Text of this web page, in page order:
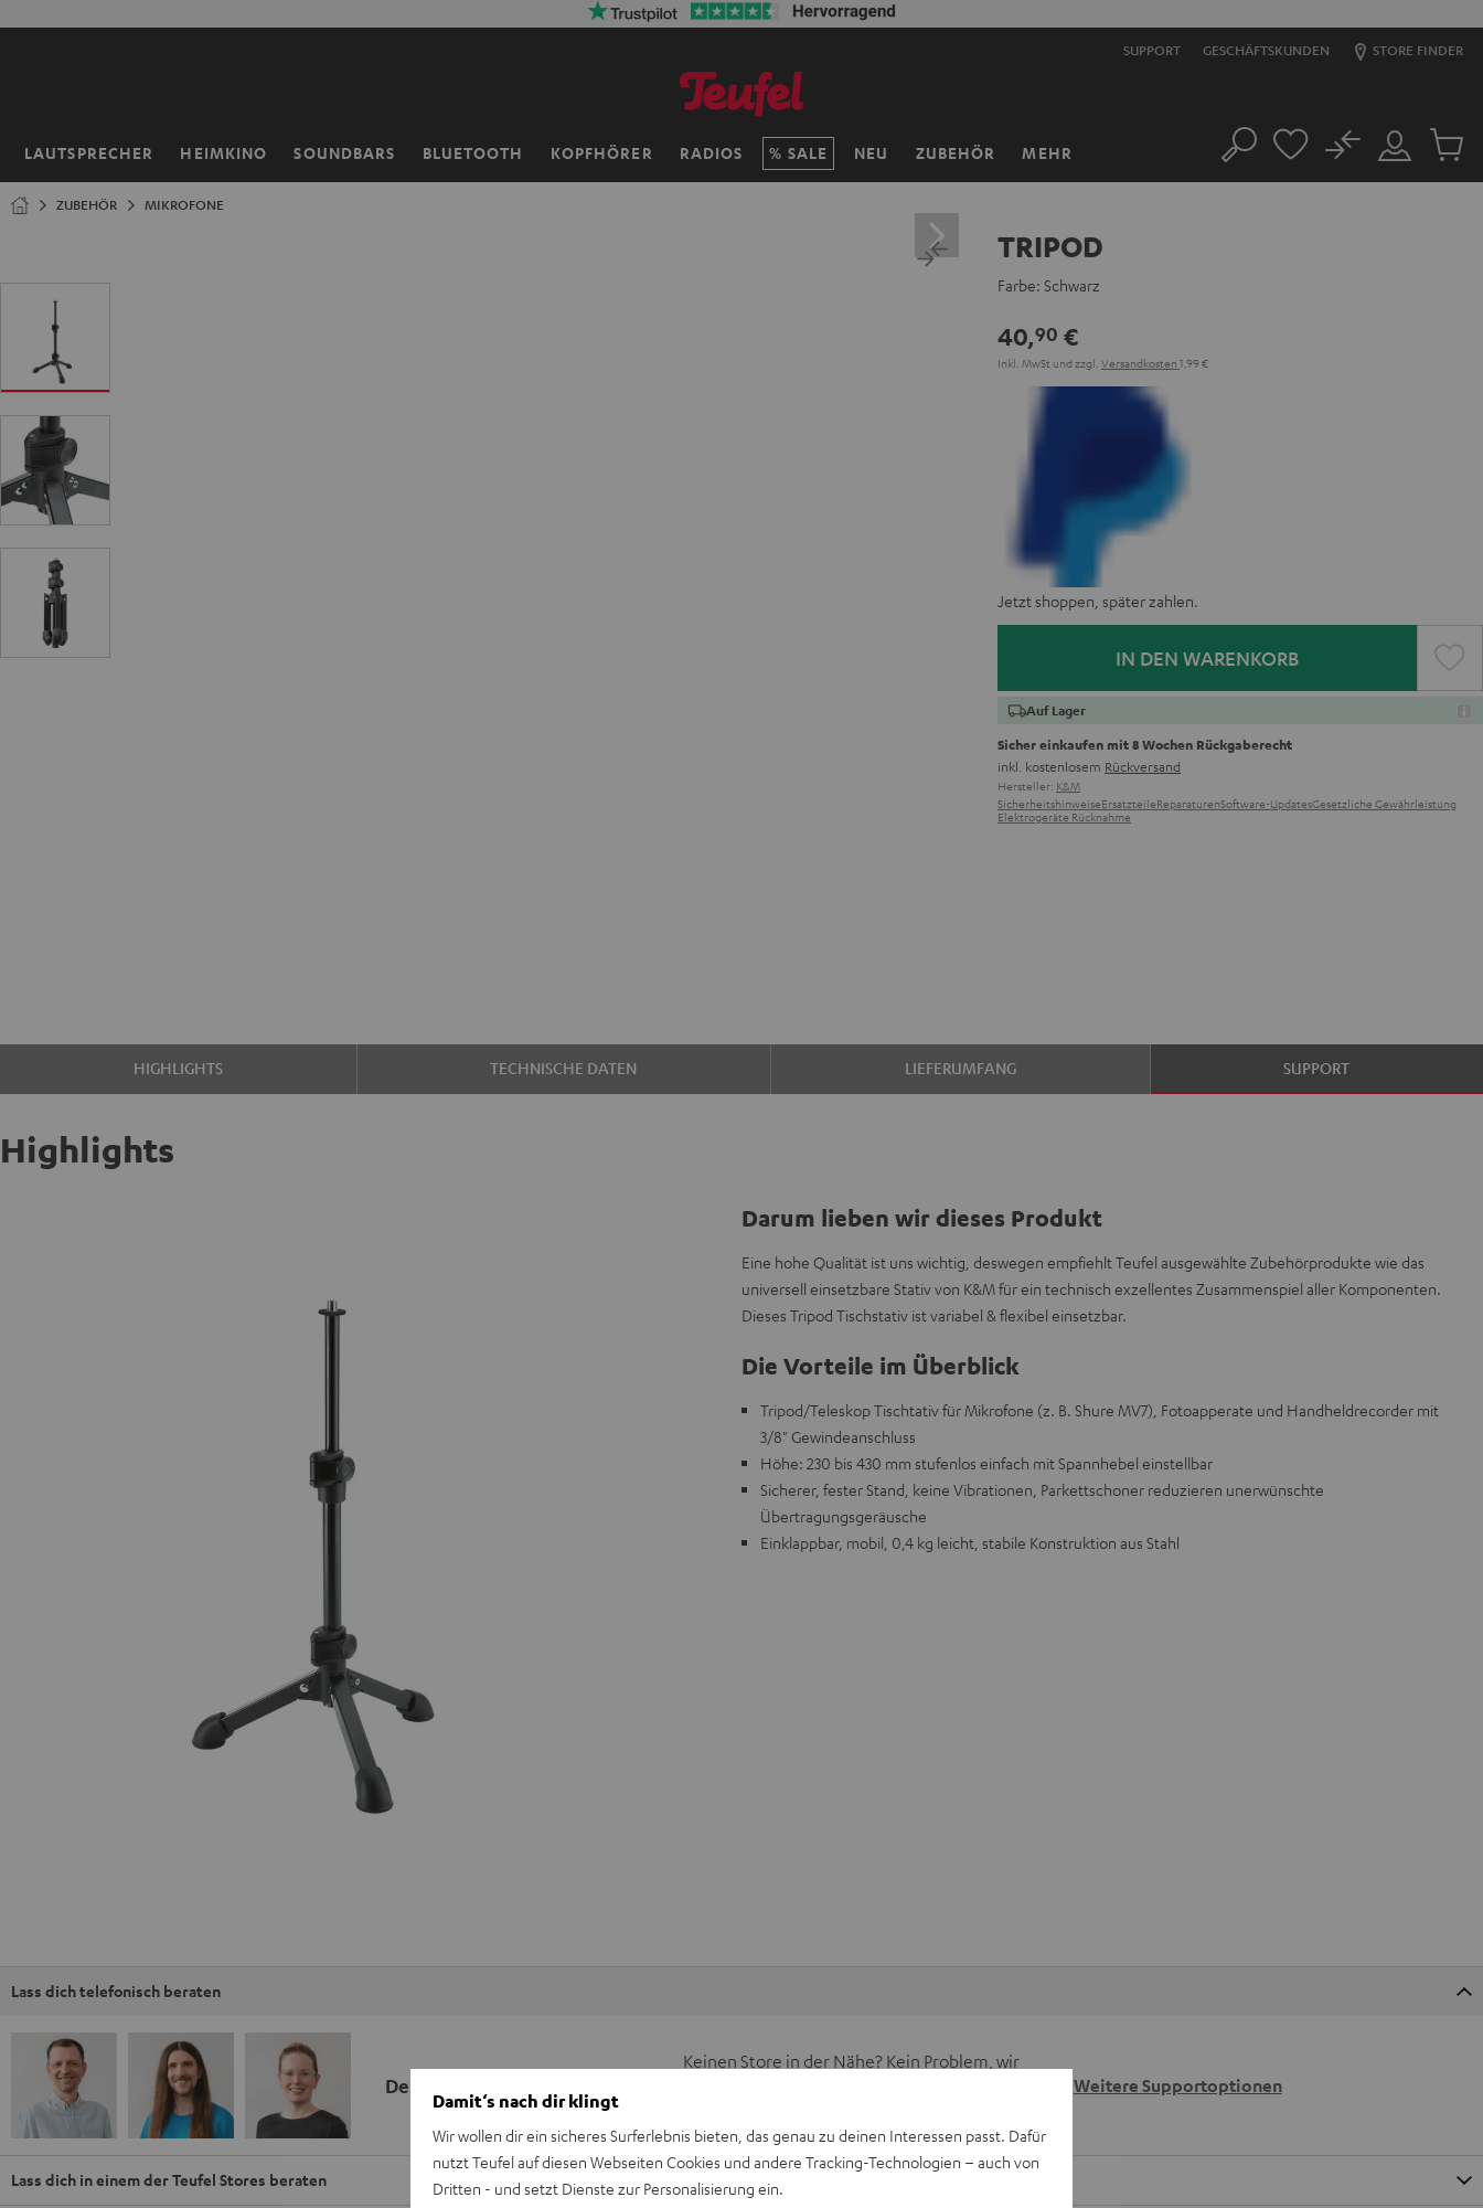
SUPPORT GESCHÄFTSKUNDEN STORE FINDER
LAUTSPRECHER HEIMKINO SOUNDBARS BLUETOOTH KOPFHÖRER RADIOS SALE NEU ZUBEHÖR MEHR
Startseite Suche
Mein
Konto
No
Artikel
ZUBEHÖR MIKROFONE
TRIPOD
Farbe: Schwarz
40,90 €
Inkl. MwSt und zzgl. Versandkosten 1,99 €
Jetzt shoppen, später zahlen.
IN DEN WARENKORB
Auf Lager
Sicher einkaufen mit 8 Wochen Rückgaberecht
inkl. kostenlosem Rückversand
Hersteller: K&M
SicherheitshinweiseErsatzteileReparaturenSoftware-UpdatesGesetzliche Gewährleistung
Elektrogeräte Rücknahme
HIGHLIGHTS TECHNISCHE DATEN LIEFERUMFANG SUPPORT
Highlights
Darum lieben wir dieses Produkt
Eine hohe Qualität ist uns wichtig, deswegen empfiehlt Teufel ausgewählte Zubehörprodukte wie das
universell einsetzbare Stativ von K&M für ein technisch exzellentes Zusammenspiel aller Komponenten.
Dieses Tripod Tischstativ ist variabel & flexibel einsetzbar.
Die Vorteile im Überblick
Tripod/Teleskop Tischtativ für Mikrofone (z. B. Shure MV7), Fotoapperate und Handheldrecorder mit
3/8" Gewindeanschluss
Höhe: 230 bis 430 mm stufenlos einfach mit Spannhebel einstellbar
Sicherer, fester Stand, keine Vibrationen, Parkettschoner reduzieren unerwünschte
Übertragungsgeräusche
Einklappbar, mobil, 0,4 kg leicht, stabile Konstruktion aus Stahl
Lass dich telefonisch beraten
Deine Kaufberatung
Keinen Store in der Nähe? Kein Problem, wir
Weitere Supportoptionen
Lass dich in einem der Teufel Stores beraten
Damit‘s nach dir klingt
Wir wollen dir ein sicheres Surferlebnis bieten, das genau zu deinen Interessen passt. Dafür
nutzt Teufel auf diesen Webseiten Cookies und andere Tracking-Technologien – auch von
Dritten - und setzt Dienste zur Personalisierung ein.